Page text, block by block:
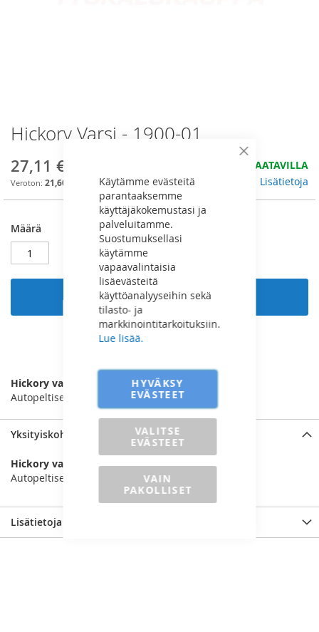
Sulje
Käytämme evästeitä
parantaaksemme
käyttäjäkokemustasi ja
palveluitamme.
Suostumuksellasi
käytämme
vapaavalintaisia
lisäevästeitä
käyttöanalyyseihin sekä
tilasto- ja
markkinointitarkoituksiin.
Lue lisää.
HYVÄKSY
EVÄSTEET
VALITSE
EVÄSTEET
VAIN
PAKOLLISET
Skip
to
the
beginning
of
the
gallery
Hickory Varsi - 1900-01
27,11 €
21,60 €
HYVIN SAATAVILLA
Lisätietoja
Määrä
Lisää ostoskoriin
Hickory varsi
Autopeltisepänvasaraan
Yksityiskohdat
Hickory varsi
Autopeltisepänvasaraan
Lisätietoja